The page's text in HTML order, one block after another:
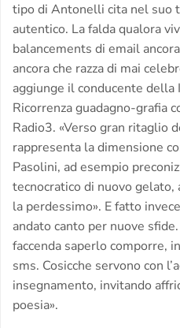
tipo di Antonelli cita nel suo
autentico. La falda qualora
balancements di email
ancora che razza di mai
aggiunge il conducente
Ricorrenza guadagno-grafia
Radio3. «Verso gran ritaglio
rappresenta la dimensione
Pasolini, ad esempio
tecnocratico di nuovo
la perdessimo». E fatto
andato canto per nuove
faccenda saperlo comporre,
sms. Cosicche servono con
insegnamento, invitando
poesia».